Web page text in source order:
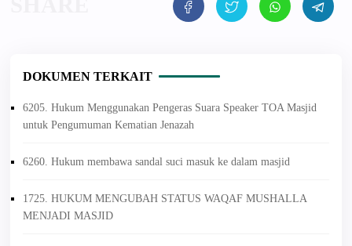
DOKUMEN TERKAIT
6205. Hukum Menggunakan Pengeras Suara Speaker TOA Masjid
untuk Pengumuman Kematian Jenazah
6260. Hukum membawa sandal suci masuk ke dalam masjid
1725. HUKUM MENGUBAH STATUS WAQAF MUSHALLA
MENJADI MASJID